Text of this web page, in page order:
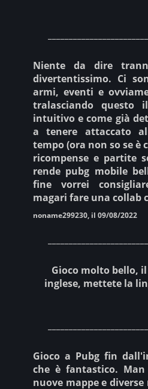
Niente da dire
divertentissimo. Ci
armi, eventi e
tralasciando questo
intuitivo e come già
a tenere attaccato
tempo (ora non so se è
ricompense e partite
rende pubg mobile
fine vorrei
magari fare una collab
noname299230, il 09/08/2022
Gioco molto bello,
inglese, mettete la
Gioco a Pubg fin
che è fantastico.
nuove mappe e